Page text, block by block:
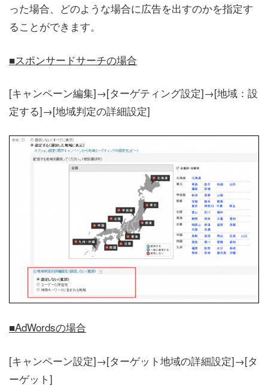
った場合、どのような場合に広告を出すのかを指定す
ることができます。
■スポンサードサーチの場合
[キャンペーン編集]→[ターゲティング設定]→[地域：設
定する]→[地域判定の詳細設定]
■AdWordsの場合
[キャンペーン設定]→[ターゲット地域の詳細設定]→[タ
ーゲット]